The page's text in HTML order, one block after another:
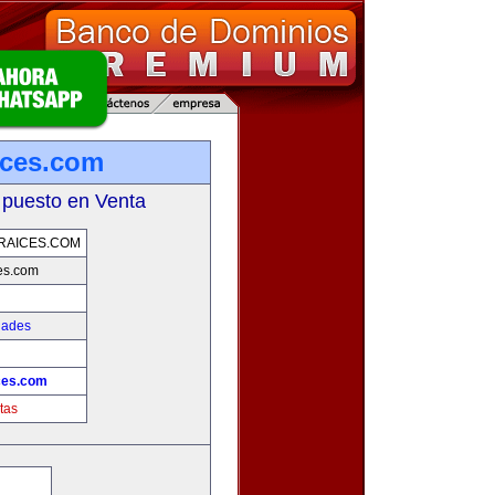
en Venta